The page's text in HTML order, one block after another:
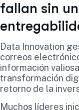
fallan sin
Data Innovation
correos
información
transformación
retorno de la
Muchos líderes